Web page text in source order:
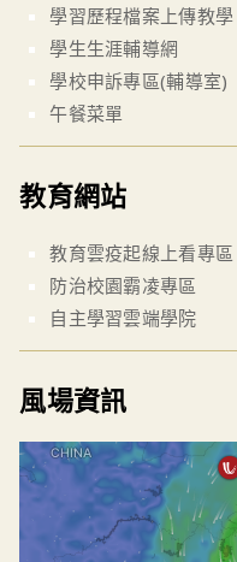
學習歷程檔案上傳教學
學生生涯輔導網
學校申訴專區(輔導室)
午餐菜單
教育網站
教育雲疫起線上看專區
防治校園霸凌專區
自主學習雲端學院
風場資訊